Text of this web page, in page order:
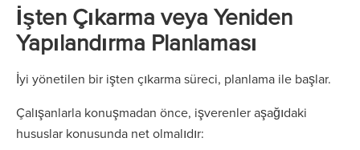
İşten Çıkarma veya Yeniden
Yapılandırma Planlaması
İyi yönetilen bir işten çıkarma süreci, planlama ile başlar.
Çalışanlarla konuşmadan önce, işverenler aşağıdaki
hususlar konusunda net olmalıdır: